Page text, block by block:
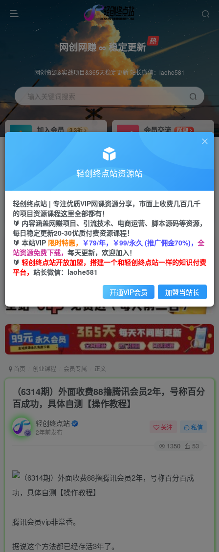
网创网赚 ∞ 稳定更新
网创资源&实战项目&365天稳定更新 站长微信：laohe581
输入关键词搜索
加入会员
3.3折
会员交流
群聊
推广返佣高达70%
投稿专区 免费
教程必须完整详细
APP下载
Down
首页 创业课程 会员专属 正文
（6314期）外面收费88撸腾讯会员2年，号称百分
百成功，具体自测【操作教程】
轻创终点站
2年前发布
关注 私信
1350 53
腾讯会员vip非常香。
据说这个方法都已经存活3年了。
轻创终点站资源站
轻创终点站 | 专注优质VIP网课资源分享，市面上收费几百几千
的项目资源课程这里全部都有！
🔰 内容涵盖网赚项目、引流技术、电商运营、脚本源码等资源，
每日稳定更新20-30优质付费资源课程！
🔰 本站VIP 限时特惠， ￥79/年，￥99/永久 (推广佣金70%)， 全
站资源免费下载， 每天更新，欢迎加入！
🔰 轻创终点站开放加盟，搭建一个和轻创终点站一样的知识付费
平台， 站长微信：laohe581
开通VIP会员 加盟当站长